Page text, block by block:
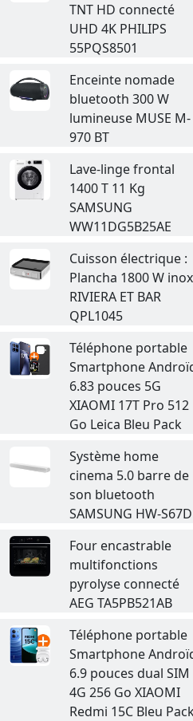
TNT HD connecté
UHD 4K PHILIPS
55PQS8501
Enceinte nomade
bluetooth 300 W
lumineuse MUSE M-
970 BT
Lave-linge frontal
1400 T 11 Kg
SAMSUNG
WW11DG5B25AE
Cuisson électrique :
Plancha 1800 W inox
RIVIERA ET BAR
QPL1045
Téléphone portable
Smartphone
6.83 pouces 5G
XIAOMI 17T Pro 512
Go Leica Bleu Pack
Système home
cinema 5.0 barre de
son bluetooth
SAMSUNG HW-S67D
Four encastrable
multifonctions
pyrolyse connecté
AEG TA5PB521AB
Téléphone portable
Smartphone
6.9 pouces dual SIM
4G 256 Go XIAOMI
Redmi 15C Bleu